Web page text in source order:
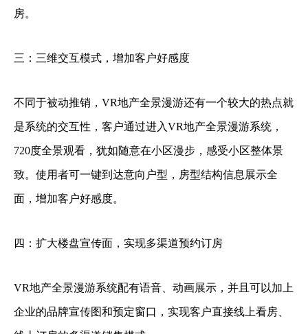
房。
三：三维交互模式，增加客户好感度
不同于被动推销，VR地产全景漫游还有一个较大的热点就
是系统的交互性，客户通过进入VR地产全景漫游系统，
720度全景观看，犹如随意在小区漫步，感受小区整体景
致。使用者可一键到达意向户型，房型结构信息展示全
面，增加客户好感度。
四：扩大楼盘宣传面，实现多渠道预约订房
VR地产全景漫游系统配有语音、动画展示，并且可以加上
企业的品牌宣传图和预定窗口，实现客户直接线上看房、